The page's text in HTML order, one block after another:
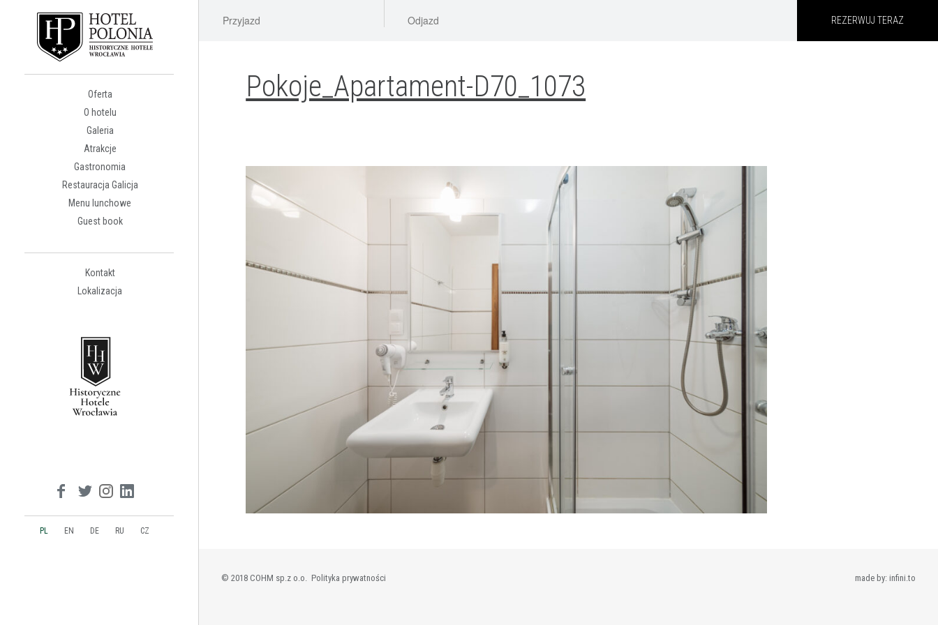
Oferta
O hotelu
Galeria
Atrakcje
Gastronomia
Restauracja Galicja
Menu lunchowe
Guest book
Kontakt
Lokalizacja
PL EN DE RU CZ
REZERWUJ TERAZ
Pokoje_Apartament-D70_1073
© 2018 COHM sp.z o.o. Polityka prywatności made by: infini.to